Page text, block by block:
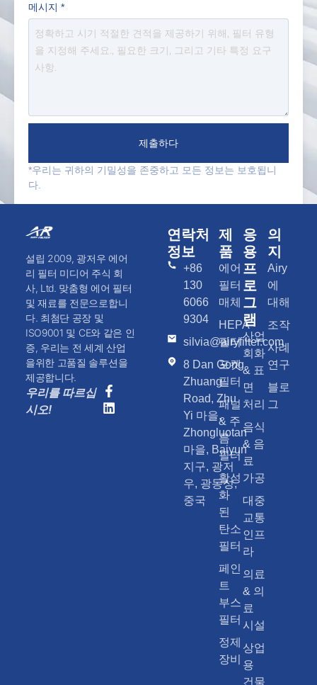
메시지 *
제출하다
*우리는 귀하의 기밀성을 존중하고 모든 정보는 보호됩니
다.
설립 2009, 광저우 에어
리 필터 미디어 주식 회
사, Ltd. 맞춤형 에어 필터
및 재료를 전문으로합니
다. 최첨단 공장 및
ISO9001 및 CE와 같은 인
증, 우리는 전 세계 산업
을위한 고품질 솔루션을
제공합니다.
우리를 따르십
시오!
제
품
에어
필터
매체
HEPA
필터
포켓
필터
패널
& 주
름
필터
활성
화
된
탄소
필터
페인
트
부스
필터
정제
장비
응
용
프
로
그
램
산업
회화
& 표
면
처리
음식
& 음
료
가공
대중
교통
인프
라
의료
& 의
료
시설
상업
용
건물
의
지
Airy
에
대해
조작
사례
연구
블로
그
연락처
정보
+86
130
6066
9304
silvia@airyfilter.com
8 Dan Gong
Zhuang
Road, Zhu
Yi 마을,
Zhongluotan
마을, Baiyun
지구, 광저
우, 광동성,
중국